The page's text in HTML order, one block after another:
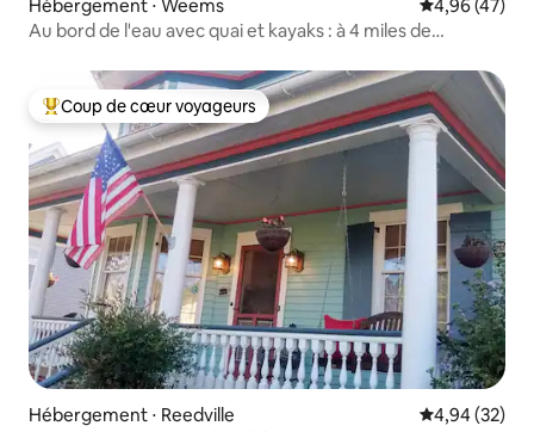
Hébergement ⋅ Weems Évaluation
4,96 (47)
Au bord de l'eau avec quai et kayaks : à 4 miles de
Coups de cœur voyageurs les plus appréciés
Coup de cœur voyageurs
Hébergement ⋅ Reedville Évaluation
4,94 (32)